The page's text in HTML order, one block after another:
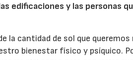
edificaciones y las personas
la cantidad de sol que
bienestar físico y psíquico.